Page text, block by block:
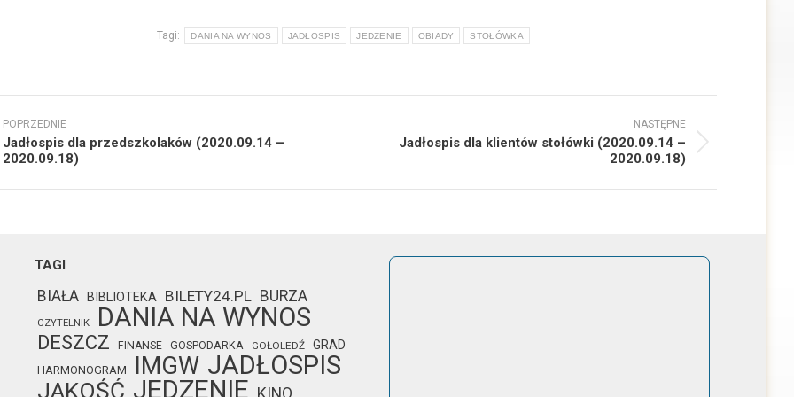
Tagi: DANIA NA WYNOS JADŁOSPIS JEDZENIE OBIADY STOŁÓWKA
POPRZEDNIE
Poprzedni
wpis:
Jadłospis dla przedszkolaków (2020.09.14 –
2020.09.18)
NASTĘPNE
NastępnyJadłospis dla klientów stołówki (2020.09.14 –
2020.09.18)
TAGI
BIAŁA BIBLIOTEKA BILETY24.PL BURZA
CZYTELNIK DANIA NA WYNOS
DESZCZ FINANSE GOSPODARKA GOŁOLEDŹ GRAD
HARMONOGRAM IMGW JADŁOSPIS
JAKOŚĆ JEDZENIE KINO